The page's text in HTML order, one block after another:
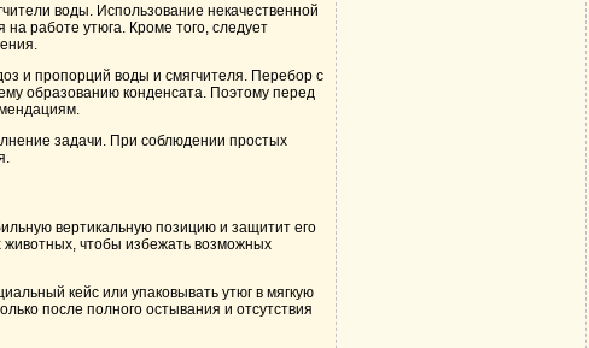
воды. Использование некачественной
работе утюга. Кроме того, следует
и пропорций воды и смягчителя. Перебор с
образованию конденсата. Поэтому перед
задачи. При соблюдении простых
вертикальную позицию и защитит его
животных, чтобы избежать возможных
кейс или упаковывать утюг в мягкую
после полного остывания и отсутствия